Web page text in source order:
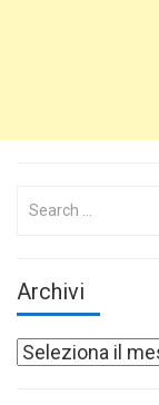
Search
Archivi
Archivi